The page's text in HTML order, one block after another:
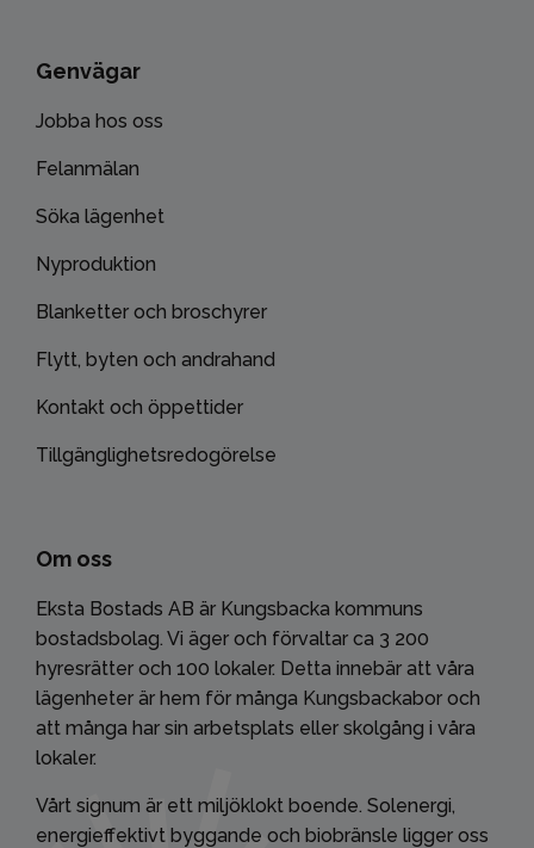
Genvägar
Jobba hos oss
Felanmälan
Söka lägenhet
Nyproduktion
Blanketter och broschyrer
Flytt, byten och andrahand
Kontakt och öppettider
Tillgänglighetsredogörelse
Om oss
Eksta Bostads AB är Kungsbacka kommuns
bostadsbolag. Vi äger och förvaltar ca 3 200
hyresrätter och 100 lokaler. Detta innebär att våra
lägenheter är hem för många Kungsbackabor och
att många har sin arbetsplats eller skolgång i våra
lokaler.
Vårt signum är ett miljöklokt boende. Solenergi,
energieffektivt byggande och biobränsle ligger oss